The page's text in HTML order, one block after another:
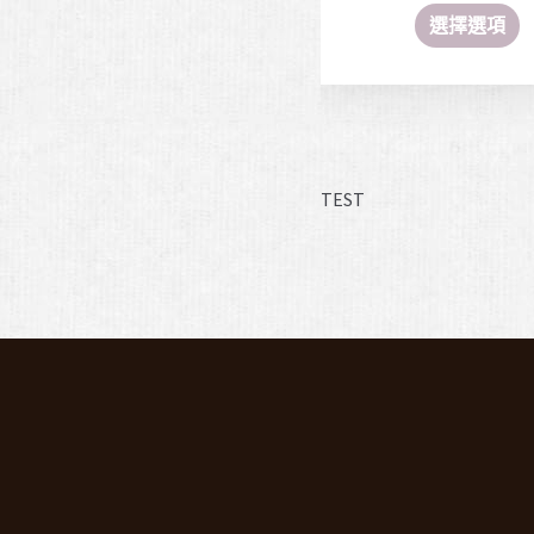
選擇選項
TEST